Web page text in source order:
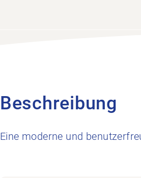
Beschreibung
Eine moderne und